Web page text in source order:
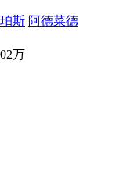
珀斯 阿德菜德
万